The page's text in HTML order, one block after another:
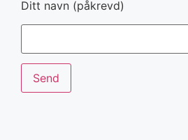
Ditt navn (påkrevd)